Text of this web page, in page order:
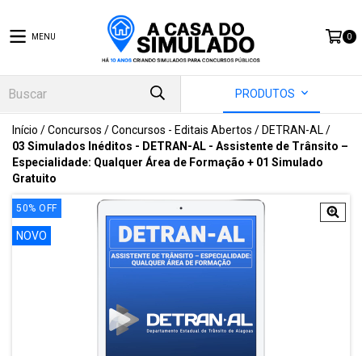
MENU 0
PRODUTOS
Início /Concursos /Concursos - Editais Abertos / DETRAN-AL /
03 Simulados Inéditos - DETRAN-AL - Assistente de Trânsito –
Especialidade: Qualquer Área de Formação + 01 Simulado
Gratuito
50% OFF
NOVO